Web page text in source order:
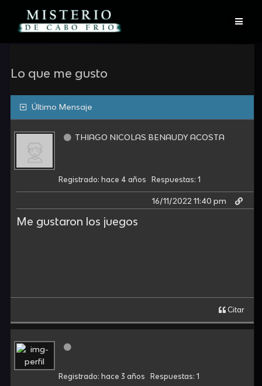
Lo que me gusto
Último Mensaje
THIAGO NICOLAS BENAUDY ACOSTA
Registrado: hace 4 años Respuestas: 1
16/11/2022 11:40 pm
Me gustaron los juegos
Citar
Registrado: hace 3 años Respuestas: 1